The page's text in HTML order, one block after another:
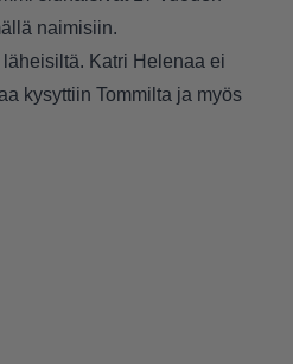
naimisiin.
Katri Helenaa ei
kysyttiin Tommilta ja myös